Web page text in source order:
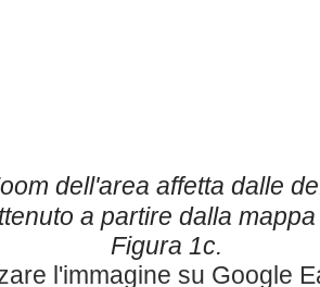
dell'area affetta dalle
a partire dalla
Figura 1c.
l'immagine su Google